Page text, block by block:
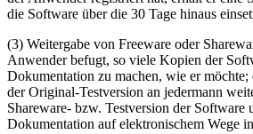
die Software über die 30 Tage hinaus
(3) Weitergabe von Freeware oder
Anwender befugt, so viele Kopien der
Dokumentation zu machen, wie er
der Original-Testversion an jedermann
Shareware- bzw. Testversion der Software
Dokumentation auf elektronischem Wege